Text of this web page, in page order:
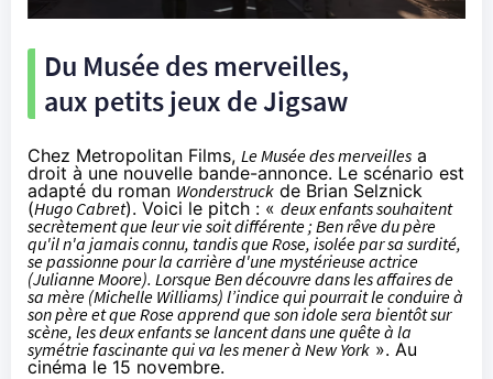
Du Musée des merveilles,
aux petits jeux de Jigsaw
Chez Metropolitan Films, Le Musée des merveilles a
droit à une nouvelle bande-annonce. Le scénario est
adapté du roman Wonderstruck de Brian Selznick
(Hugo Cabret). Voici le pitch : « deux enfants souhaitent
secrètement que leur vie soit différente ; Ben rêve du père
qu'il n'a jamais connu, tandis que Rose, isolée par sa surdité,
se passionne pour la carrière d'une mystérieuse actrice
(Julianne Moore). Lorsque Ben découvre dans les affaires de
sa mère (Michelle Williams) l’indice qui pourrait le conduire à
son père et que Rose apprend que son idole sera bientôt sur
scène, les deux enfants se lancent dans une quête à la
symétrie fascinante qui va les mener à New York ». Au
cinéma le 15 novembre.